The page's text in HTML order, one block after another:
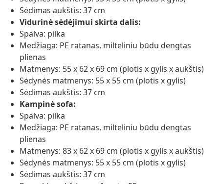
Sėdimas aukštis: 37 cm
Vidurinė sėdėjimui skirta dalis:
Spalva: pilka
Medžiaga: PE ratanas, milteliniu būdu dengtas
plienas
Matmenys: 55 x 62 x 69 cm (plotis x gylis x aukštis)
Sėdynės matmenys: 55 x 55 cm (plotis x gylis)
Sėdimas aukštis: 37 cm
Kampinė sofa:
Spalva: pilka
Medžiaga: PE ratanas, milteliniu būdu dengtas
plienas
Matmenys: 83 x 62 x 69 cm (plotis x gylis x aukštis)
Sėdynės matmenys: 55 x 55 cm (plotis x gylis)
Sėdimas aukštis: 37 cm